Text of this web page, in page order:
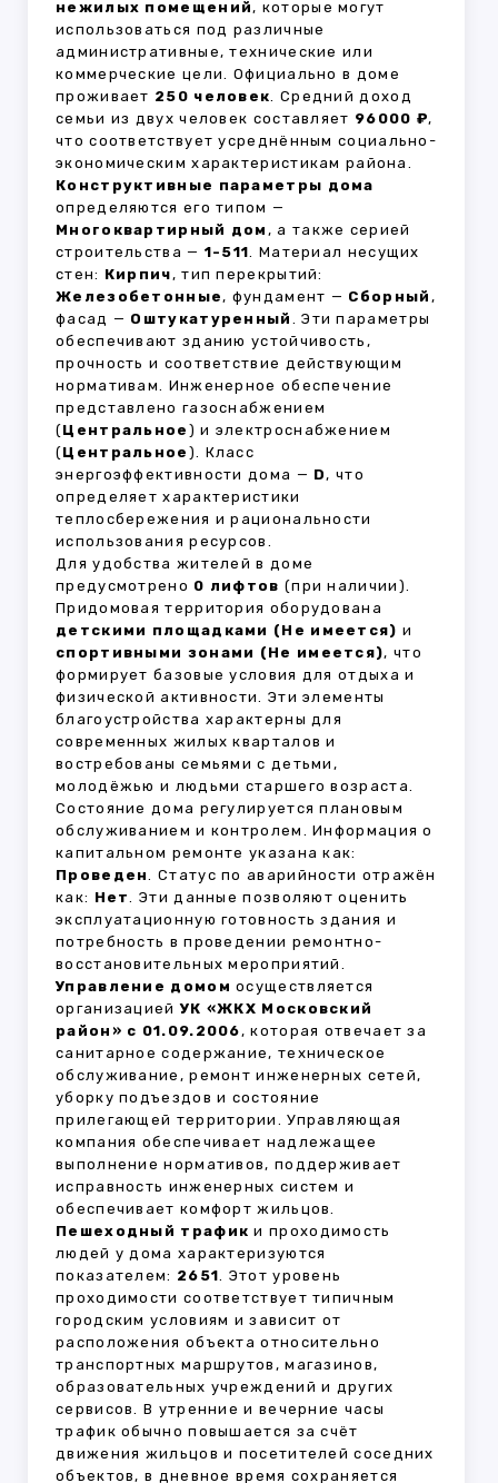
нежилых помещений, которые могут
использоваться под различные
административные, технические или
коммерческие цели. Официально в доме
проживает 250 человек. Средний доход
семьи из двух человек составляет 96000 ₽,
что соответствует усреднённым социально-
экономическим характеристикам района.
Конструктивные параметры дома
определяются его типом —
Многоквартирный дом , а также серией
строительства — 1-511. Материал несущих
стен: Кирпич, тип перекрытий:
Железобетонные, фундамент — Сборный ,
фасад — Оштукатуренный . Эти параметры
обеспечивают зданию устойчивость,
прочность и соответствие действующим
нормативам. Инженерное обеспечение
представлено газоснабжением
(Центральное ) и электроснабжением
(Центральное ). Класс
энергоэффективности дома — D, что
определяет характеристики
теплосбережения и рациональности
использования ресурсов.
Для удобства жителей в доме
предусмотрено 0 лифтов (при наличии).
Придомовая территория оборудована
детскими площадками (Не имеется) и
спортивными зонами (Не имеется), что
формирует базовые условия для отдыха и
физической активности. Эти элементы
благоустройства характерны для
современных жилых кварталов и
востребованы семьями с детьми,
молодёжью и людьми старшего возраста.
Состояние дома регулируется плановым
обслуживанием и контролем. Информация о
капитальном ремонте указана как:
Проведен. Статус по аварийности отражён
как: Нет. Эти данные позволяют оценить
эксплуатационную готовность здания и
потребность в проведении ремонтно-
восстановительных мероприятий.
Управление домом осуществляется
организациейУК «ЖКХ Московский
район» с 01.09.2006, которая отвечает за
санитарное содержание, техническое
обслуживание, ремонт инженерных сетей,
уборку подъездов и состояние
прилегающей территории. Управляющая
компания обеспечивает надлежащее
выполнение нормативов, поддерживает
исправность инженерных систем и
обеспечивает комфорт жильцов.
Пешеходный трафик и проходимость
людей у дома характеризуются
показателем: 2651. Этот уровень
проходимости соответствует типичным
городским условиям и зависит от
расположения объекта относительно
транспортных маршрутов, магазинов,
образовательных учреждений и других
сервисов. В утренние и вечерние часы
трафик обычно повышается за счёт
движения жильцов и посетителей соседних
объектов, в дневное время сохраняется